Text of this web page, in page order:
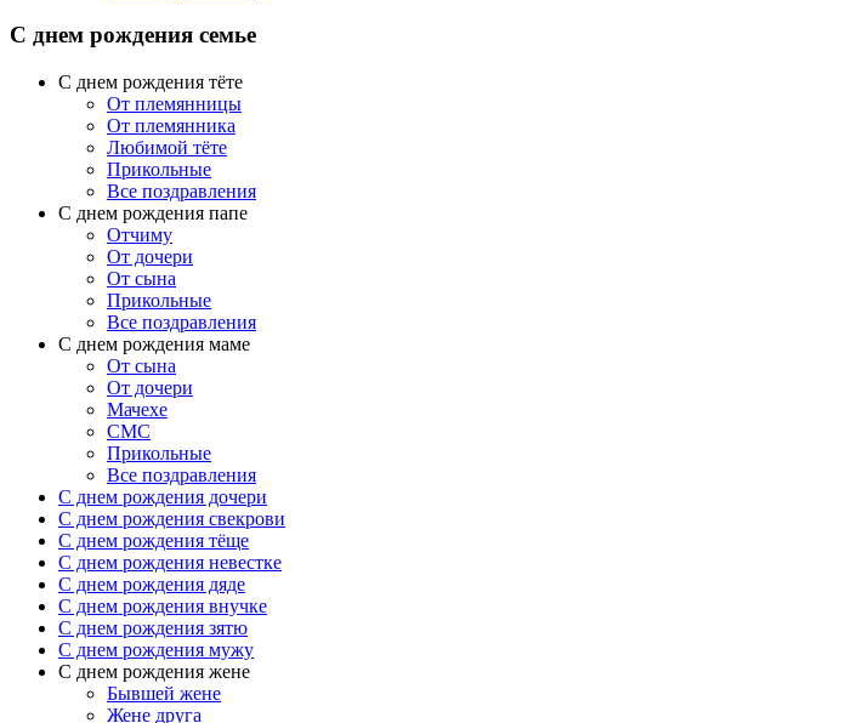
С днем рождения семье
С днем рождения тёте
От племянницы
От племянника
Любимой тёте
Прикольные
Все поздравления
C днем рождения папе
Отчиму
От дочери
От сына
Прикольные
Все поздравления
С днем рождения маме
От сына
От дочери
Мачехе
СМС
Прикольные
Все поздравления
C днем рождения дочери
C днем рождения свекрови
C днем рождения тёще
C днем рождения невестке
C днем рождения дяде
C днем рождения внучке
C днем рождения зятю
C днем рождения мужу
С днем рождения жене
Бывшей жене
Жене друга